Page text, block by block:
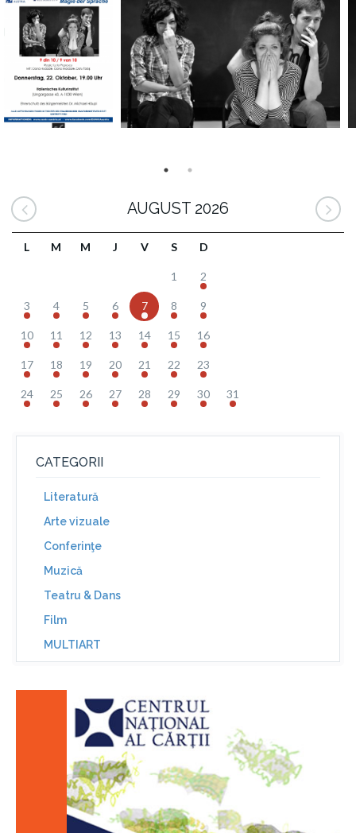
AUGUST 2026
L M M J V S D
1 2
3 4 5 6 7 8 9
10 11 12 13 14 15 16
17 18 19 20 21 22 23
24 25 26 27 28 29 30 31
CATEGORII
Literatură
Arte vizuale
Conferinţe
Muzică
Teatru & Dans
Film
MULTIART